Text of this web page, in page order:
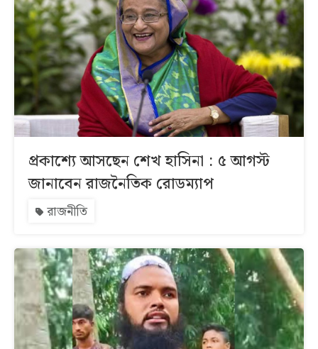
প্রকাশ্যে আসছেন শেখ হাসিনা : ৫ আগস্ট
জানাবেন রাজনৈতিক রোডম্যাপ
রাজনীতি